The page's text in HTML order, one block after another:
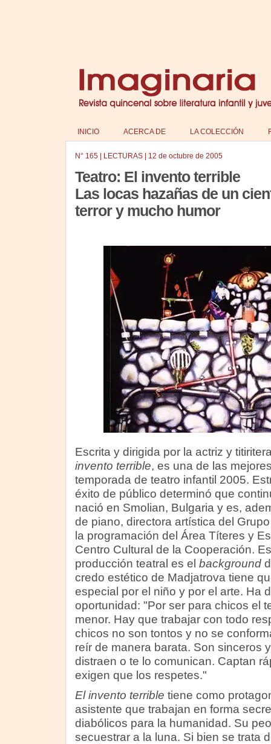
INICIO ACERCA DE LA COLECCIÓN
N° 165| LECTURAS 12 de octubre de 2005
Teatro: El invento terrible
Las locas hazañas de un
terror y mucho humor
Escrita y dirigida por la actriz y
invento terrible, es una de las
temporada de teatro infantil 2005.
éxito de público determinó que
nació en Smolian, Bulgaria y es,
de piano, directora artística del
la programación del Área Títeres y
Centro Cultural de la Cooperación.
producción teatral es el background
credo estético de Madjatrova tiene
especial por el niño y por el arte. Ha
oportunidad: "Por ser para chicos el
menor. Hay que trabajar con todo
chicos no son tontos y no se
reír de manera barata. Son sinceros
distraen o te lo comunican. Captan
exigen que los respetes."
El invento terrible tiene como
asistente que trabajan en forma
diabólicos para la humanidad. Su
secuestrar a la luna. Si bien se trata